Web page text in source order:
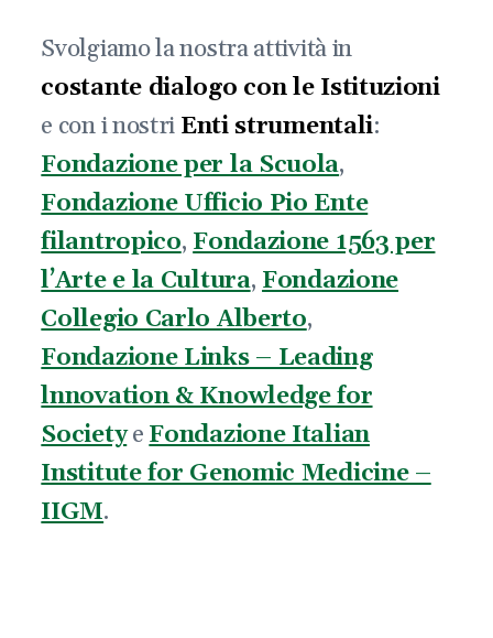
Svolgiamo la nostra attività in
costante dialogo con le Istituzioni
e con i nostri Enti strumentali:
Fondazione per la Scuola,
Fondazione Ufficio Pio Ente
filantropico, Fondazione 1563 per
l’Arte e la Cultura, Fondazione
Collegio Carlo Alberto,
Fondazione Links – Leading
lnnovation & Knowledge for
Societye Fondazione Italian
Institute for Genomic Medicine –
IIGM.